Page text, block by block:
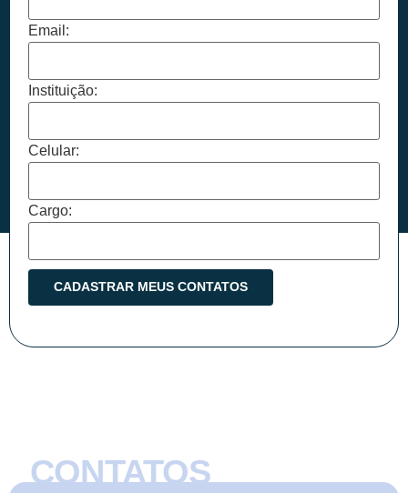
Email:
Instituição:
Celular:
Cargo:
CONTATOS